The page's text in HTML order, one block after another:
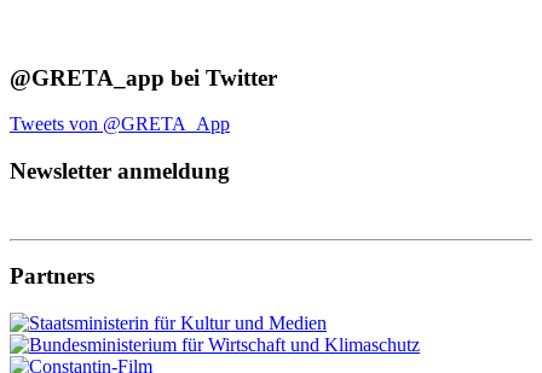
@GRETA_app bei Twitter
Tweets von @GRETA_App
Newsletter anmeldung
Partners